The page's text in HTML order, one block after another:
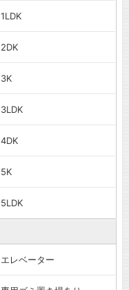
1LDK
2DK
3K
3LDK
4DK
5K
5LDK
エレベーター